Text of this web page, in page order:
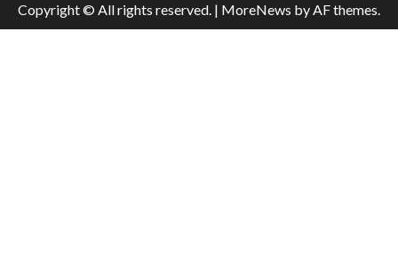
Copyright © All rights reserved. | MoreNews by AF themes.